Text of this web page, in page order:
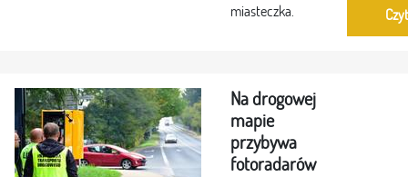
miasteczka.
Na drogowej
mapie
przybywa
fotoradarów